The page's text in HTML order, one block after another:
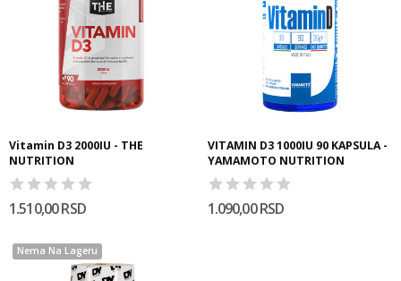
Vitamin D3 2000IU - THE
NUTRITION
1.510,00 RSD
VITAMIN D3 1000IU 90 KAPSULA -
YAMAMOTO NUTRITION
1.090,00 RSD
Nema Na Lageru